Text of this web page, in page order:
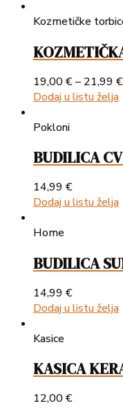
Kozmetičke
19,00€– 21,99 €
Dodaj u listu želja
Pokloni
BUDILICA
14,99 €
Dodaj u listu želja
Home
BUDILICA
14,99 €
Dodaj u listu želja
Kasice
KASICA
12,00€